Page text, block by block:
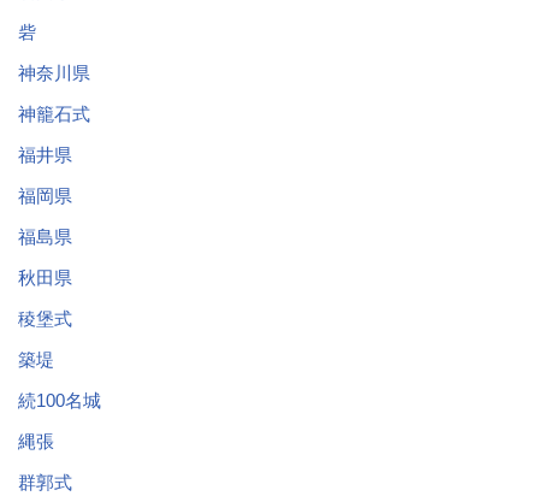
砦
神奈川県
神籠石式
福井県
福岡県
福島県
秋田県
稜堡式
築堤
続100名城
縄張
群郭式